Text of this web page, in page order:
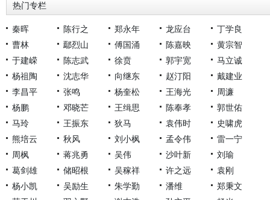
热门专栏
秦晖 陈行之 郑永年 龙应台
丁学良
曹林
鄢烈山 傅国涌 陈嘉映
黄宗智
于建嵘
陈志武 徐贲 郭宇宽
马立诚
杨祖陶
沈志华 向继东 赵汀阳
戴建业
李昌平
张鸣 杨奎松 王海光
周濂
杨鹏
邓晓芒 王缉思 陈奉孝
郭世佑
马玲
王振东 狄马 袁伟时
史啸虎
熊培云
秋风 刘小枫 孟令伟
雷一宁
周枫
蒋兆勇 吴伟 沙叶新
刘瑜
葛剑雄
储昭根 吴稼祥 许之远
袁刚
杨小凯
吴励生 朱学勤 潘维
郑秉文